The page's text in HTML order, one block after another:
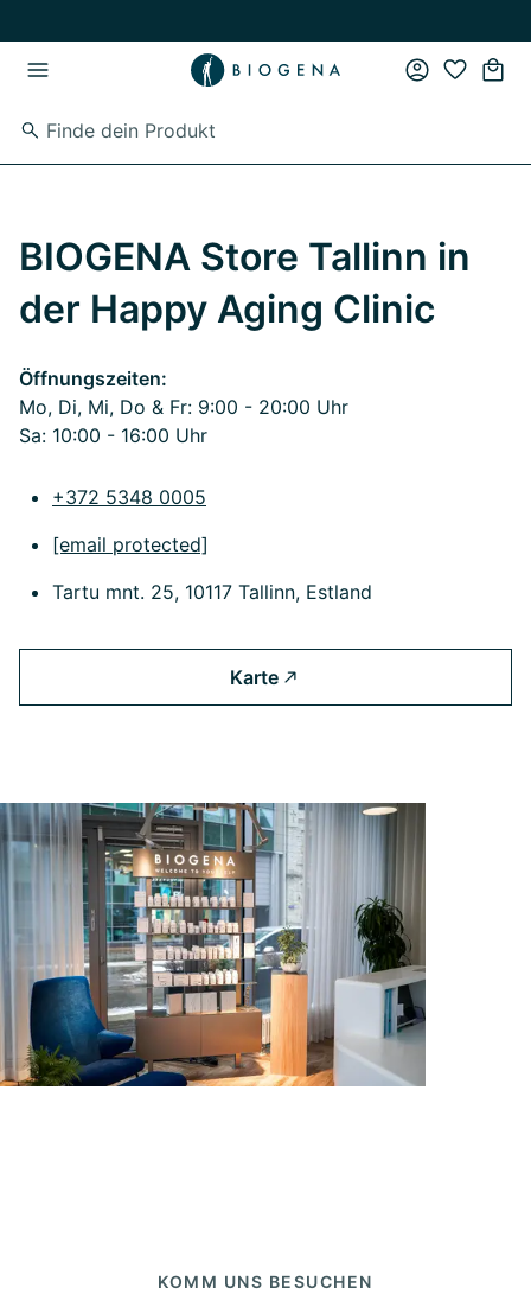
BIOGENA Store Tallinn in
der Happy Aging Clinic
Öffnungszeiten:
Mo, Di, Mi, Do & Fr: 9:00 - 20:00 Uhr
Sa: 10:00 - 16:00 Uhr
+372 5348 0005
[email protected]
Tartu mnt. 25, 10117 Tallinn, Estland
Karte
KOMM UNS BESUCHEN